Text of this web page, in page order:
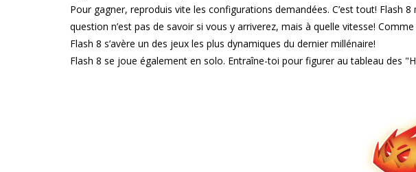
Pour gagner, reproduis vite les configurations demandées. C’est tout! Flash
question n’est pas de savoir si vous y arriverez, mais à quelle vitesse!
Flash 8 s’avère un des jeux les plus dynamiques du dernier millénaire!
Flash 8 se joue également en solo. Entraîne-toi pour figurer au tableau des